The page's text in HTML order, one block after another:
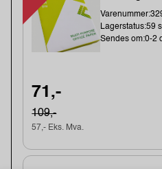
Lagerstatus:59
Sendes om:0-2
71,-
109,-
57,- Eks. Mva.